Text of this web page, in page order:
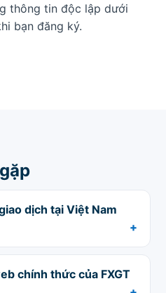
thông tin độc lập dưới
bạn đăng ký.
dịch tại Việt Nam
chính thức của FXGT